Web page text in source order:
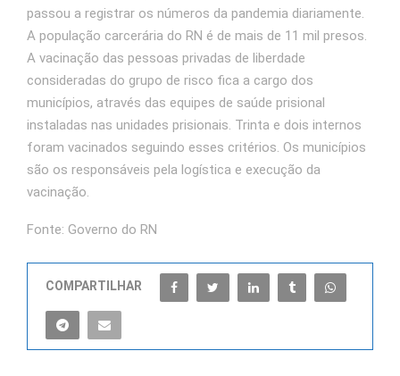
passou a registrar os números da pandemia diariamente.
A população carcerária do RN é de mais de 11 mil presos.
A vacinação das pessoas privadas de liberdade
consideradas do grupo de risco fica a cargo dos
municípios, através das equipes de saúde prisional
instaladas nas unidades prisionais. Trinta e dois internos
foram vacinados seguindo esses critérios. Os municípios
são os responsáveis pela logística e execução da
vacinação.
Fonte: Governo do RN
COMPARTILHAR